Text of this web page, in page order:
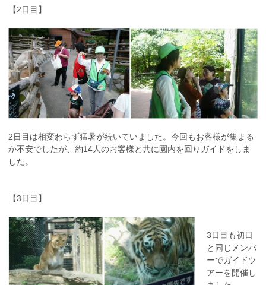
【2日目】
2日目は相変わらず猛暑が続いていました。今回もお客様が集まる
か不安でしたが、約14人のお客様と共に園内を回りガイドをしま
した。
【3日目】
3日目も初日
と同じメンバ
ーでガイドツ
アーを開催し